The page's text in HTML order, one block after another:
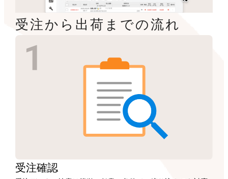
受注から出荷までの流れ
受注確認